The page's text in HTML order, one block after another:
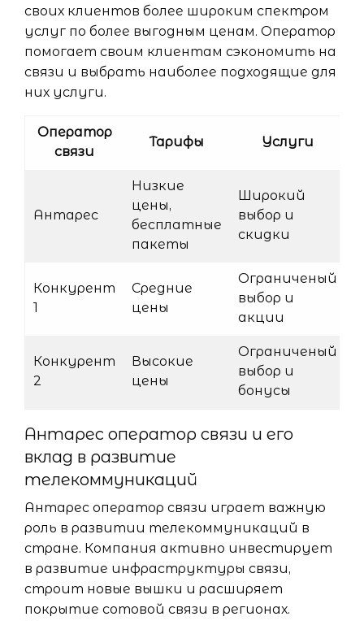
своих клиентов более широким спектром
услуг по более выгодным ценам. Оператор
помогает своим клиентам сэкономить на
связи и выбрать наиболее подходящие для
них услуги.
Оператор
связи
Тарифы Услуги
Антарес
Низкие
цены,
бесплатные
пакеты
Широкий
выбор и
скидки
Конкурент
1
Средние
цены
Ограниченый
выбор и
акции
Конкурент
2
Высокие
цены
Ограниченый
выбор и
бонусы
Антарес оператор связи и его
вклад в развитие
телекоммуникаций
Антарес оператор связи играет важную
роль в развитии телекоммуникаций в
стране. Компания активно инвестирует
в развитие инфраструктуры связи,
строит новые вышки и расширяет
покрытие сотовой связи в регионах.